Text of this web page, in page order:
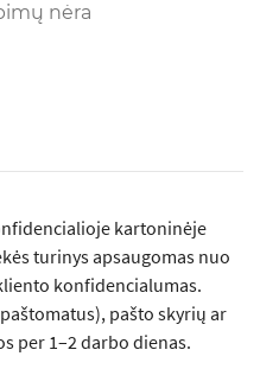
nėra
kartoninėje
turinys apsaugomas nuo
konfidencialumas.
pašto skyrių ar
per 1–2 darbo dienas.